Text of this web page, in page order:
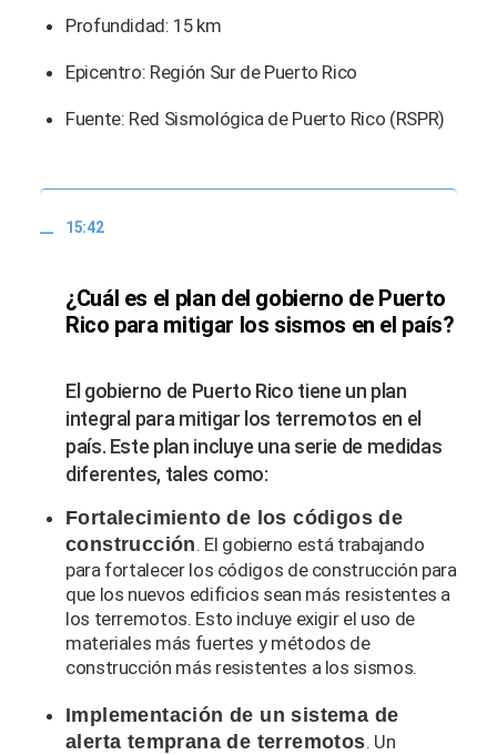
Profundidad: 15 km
Epicentro: Región Sur de Puerto Rico
Fuente: Red Sismológica de Puerto Rico (RSPR)
15:42
¿Cuál es el plan del gobierno de Puerto
Rico para mitigar los sismos en el país?
El gobierno de Puerto Rico tiene un plan
integral para mitigar los terremotos en el
país. Este plan incluye una serie de medidas
diferentes, tales como:
Fortalecimiento de los códigos de
construcción. El gobierno está trabajando
para fortalecer los códigos de construcción para
que los nuevos edificios sean más resistentes a
los terremotos. Esto incluye exigir el uso de
materiales más fuertes y métodos de
construcción más resistentes a los sismos.
Implementación de un sistema de
alerta temprana de terremotos. Un